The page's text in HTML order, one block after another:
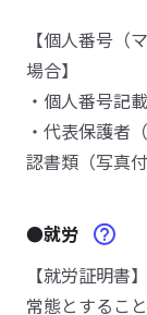
【個人番号（
場合】
・個人番号記
・代表保護者
認書類（写真付
●就労
【就労証明書
常態とすること